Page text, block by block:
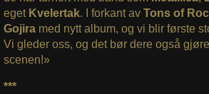
eget Kvelertak. I forkant av Tons of
Gojira med nytt album, og vi blir første
Vi gleder oss, og det bør dere også
scenen!»
***